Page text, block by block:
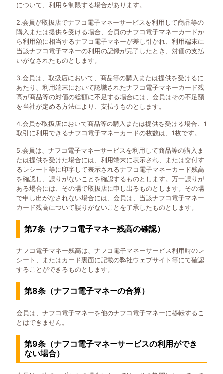
について、利用を制限する場合があります。
2.会員が取扱店でナフコ電子マネーサービスを利用して商品等の
購入または提供を受ける場合、会員のナフコ電子マネーカードか
ら利用額に相当するナフコ電子マネーが差し引かれ、利用端末に
当該ナフコ電子マネーの利用の記録が完了したとき、対価の支払
いがなされたものとします。
3.会員は、取扱店において、商品等の購入または提供を受けるに
あたり、利用端末において認識されたナフコ電子マネーカード残
高が商品等の対価の総額に不足する場合には、会員はその不足額
を当社が定める方法により、支払うものとします。
4.会員が取扱店において商品等の購入または提供を受ける場合、1
取引に利用できるナフコ電子マネーカードの枚数は、1枚です。
5.会員は、ナフコ電子マネーサービスを利用して商品等の購入ま
たは提供を受けた場合には、利用端末に表示され、または交付す
るレシート等に印字して表示されるナフコ電子マネーカード残高
を確認し、誤りがないことを確認するものとします。万一誤りが
ある場合には、その場で取扱店に申し出るものとします。その場
で申し出がなされない場合には、会員は、当該ナフコ電子マネー
カード残高について誤りがないことを了承したものとします。
第7条（ナフコ電子マネー残高の確認）
ナフコ電子マネー残高は、ナフコ電子マネーサービス利用時のレ
シート、またはカード裏面に記載の弊社ウェブサイト等にて確認
することができるものとします。
第8条（ナフコ電子マネーの合算）
会員は、ナフコ電子マネーを他のナフコ電子マネーに移転するこ
とはできません。
第9条（ナフコ電子マネーサービスの利用ができ
ない場合）